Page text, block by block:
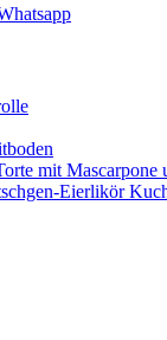
mit Mascarpone
Eierlikör